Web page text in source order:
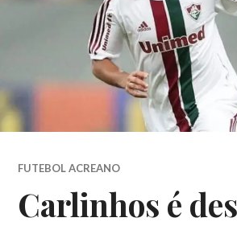
FUTEBOL ACREANO
Carlinhos é